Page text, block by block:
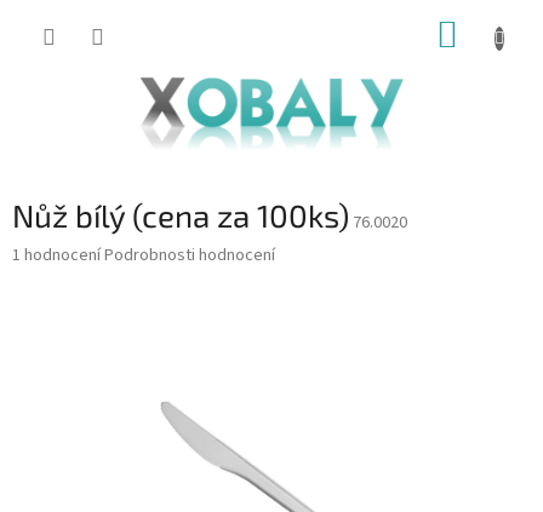
KOŠÍK
Nůž bílý (cena za 100ks) 76.0020
Průměrné
1 hodnoceníPodrobnosti hodnocení